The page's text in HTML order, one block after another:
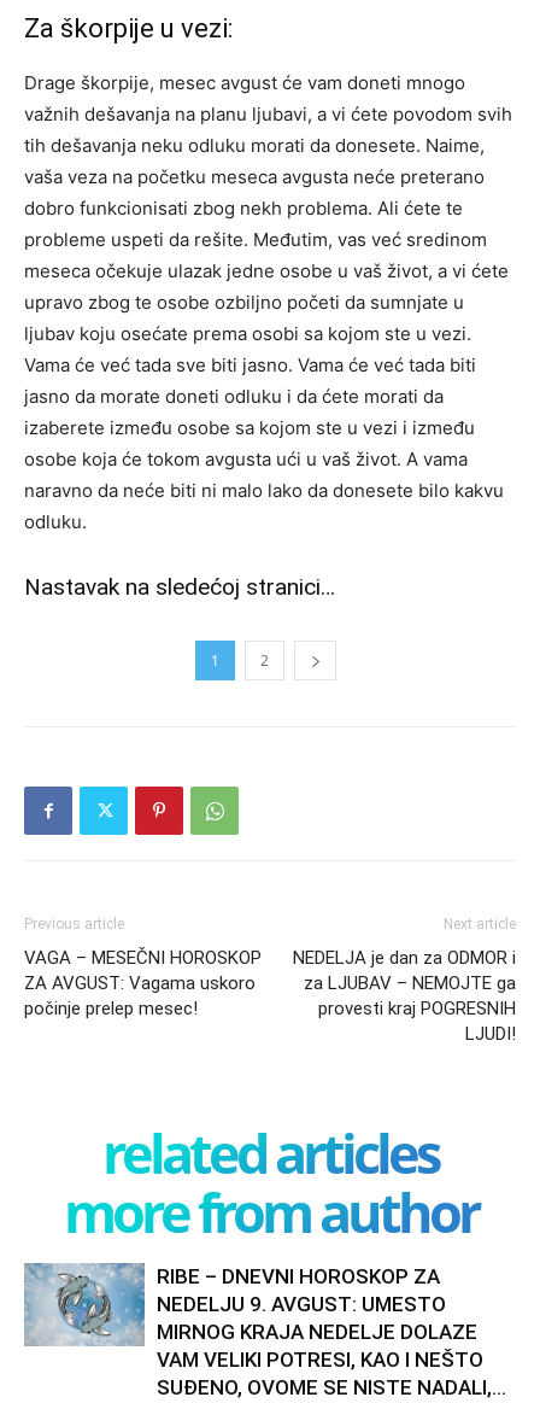
Za škorpije u vezi:
Drage škorpije, mesec avgust će vam doneti mnogo
važnih dešavanja na planu ljubavi, a vi ćete povodom svih
tih dešavanja neku odluku morati da donesete. Naime,
vaša veza na početku meseca avgusta neće preterano
dobro funkcionisati zbog nekh problema. Ali ćete te
probleme uspeti da rešite. Međutim, vas već sredinom
meseca očekuje ulazak jedne osobe u vaš život, a vi ćete
upravo zbog te osobe ozbiljno početi da sumnjate u
ljubav koju osećate prema osobi sa kojom ste u vezi.
Vama će već tada sve biti jasno. Vama će već tada biti
jasno da morate doneti odluku i da ćete morati da
izaberete između osobe sa kojom ste u vezi i između
osobe koja će tokom avgusta ući u vaš život. A vama
naravno da neće biti ni malo lako da donesete bilo kakvu
odluku.
Nastavak na sledećoj stranici…
1 2
Previous article
VAGA – MESEČNI HOROSKOP
ZA AVGUST: Vagama uskoro
počinje prelep mesec!
Next article
NEDELJA je dan za ODMOR i
za LJUBAV – NEMOJTE ga
provesti kraj POGRESNIH
LJUDI!
related articles
more from author
RIBE – DNEVNI HOROSKOP ZA
NEDELJU 9. AVGUST: UMESTO
MIRNOG KRAJA NEDELJE DOLAZE
VAM VELIKI POTRESI, KAO I NEŠTO
SUĐENO, OVOME SE NISTE NADALI,...